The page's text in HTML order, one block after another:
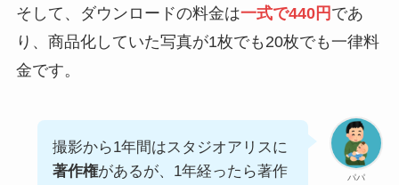
そして、ダウンロードの料金は一式で440円 であ
り、商品化していた写真が1枚でも20枚でも一律料
金です。
パパ
撮影から1年間はスタジオアリスに
著作権があるが、1年経ったら著作